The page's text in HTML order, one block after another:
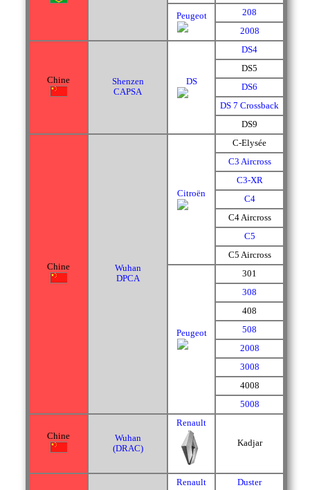
Peugeot
208
2008
Chine
Shenzen
CAPSA
DS
DS4
DS5
DS6
DS 7 Crossback
DS9
Chine
Wuhan
DPCA
Citroën
C-Elysée
C3 Aircross
C3-XR
C4
C4 Aircross
C5
C5 Aircross
Peugeot
301
308
408
508
2008
3008
4008
5008
Chine
Wuhan
(DRAC)
Renault
Kadjar
Renault Duster